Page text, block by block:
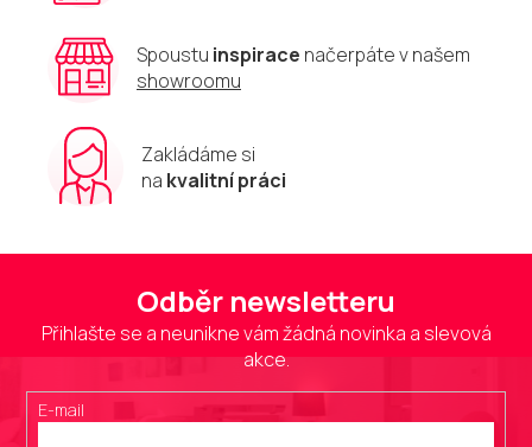
Spoustu inspirace načerpáte v našem
showroomu
Zakládáme si
na kvalitní práci
Odběr newsletteru
Přihlašte se a neunikne vám žádná novinka a slevová
akce.
E-mail